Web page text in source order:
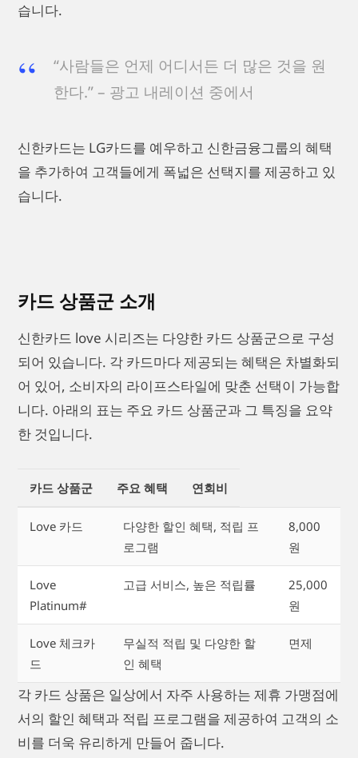
습니다.
“사람들은 언제 어디서든 더 많은 것을 원
한다.” – 광고 내레이션 중에서
신한카드는 LG카드를 예우하고 신한금융그룹의 혜택
을 추가하여 고객들에게 폭넓은 선택지를 제공하고 있
습니다.
카드 상품군 소개
신한카드 love 시리즈는 다양한 카드 상품군으로 구성
되어 있습니다. 각 카드마다 제공되는 혜택은 차별화되
어 있어, 소비자의 라이프스타일에 맞춘 선택이 가능합
니다. 아래의 표는 주요 카드 상품군과 그 특징을 요약
한 것입니다.
카드 상품군 주요 혜택 연회비
Love 카드
다양한 할인 혜택, 적립 프
로그램
8,000
원
Love
Platinum#
고급 서비스, 높은 적립률
25,000
원
Love 체크카
드
무실적 적립 및 다양한 할
인 혜택
면제
각 카드 상품은 일상에서 자주 사용하는 제휴 가맹점에
서의 할인 혜택과 적립 프로그램을 제공하여 고객의 소
비를 더욱 유리하게 만들어 줍니다.